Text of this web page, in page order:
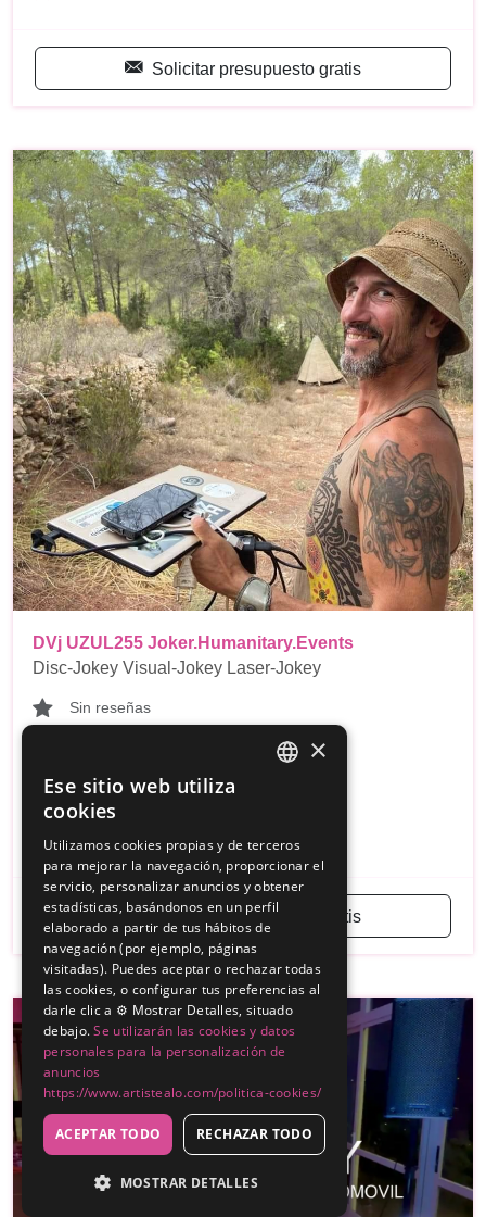
Solicitar presupuesto gratis
DVj UZUL255 Joker.Humanitary.Events
Disc-Jokey Visual-Jokey Laser-Jokey
Sin reseñas
Barcelona
Solicitar presupuesto gratis
×
Ese sitio web utiliza
cookies
Utilizamos cookies propias y de terceros
para mejorar la navegación, proporcionar el
servicio, personalizar anuncios y obtener
estadísticas, basándonos en un perfil
elaborado a partir de tus hábitos de
navegación (por ejemplo, páginas
visitadas). Puedes aceptar o rechazar todas
las cookies, o configurar tus preferencias al
darle clic a ⚙️ Mostrar Detalles, situado
debajo.Se utilizarán las cookies y datos
personales para la personalización de
anuncios
https://www.artistealo.com/politica-cookies/
ACEPTAR TODO RECHAZAR TODO
MOSTRAR DETALLES